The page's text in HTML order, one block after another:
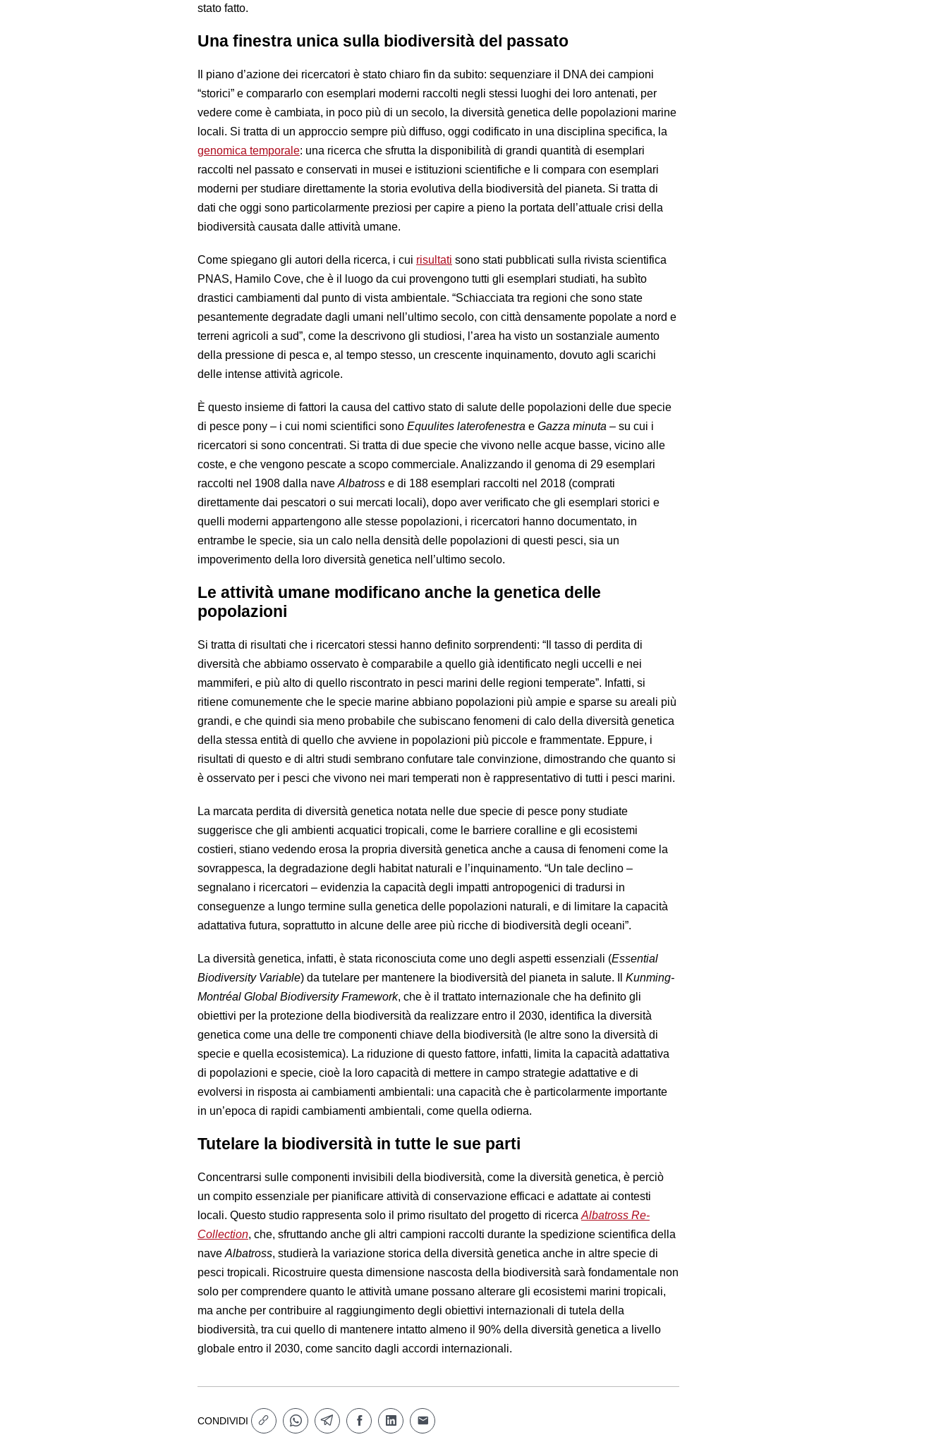
stato fatto.
Una finestra unica sulla biodiversità del passato
Il piano d’azione dei ricercatori è stato chiaro fin da subito: sequenziare il DNA dei campioni
“storici” e compararlo con esemplari moderni raccolti negli stessi luoghi dei loro antenati, per
vedere come è cambiata, in poco più di un secolo, la diversità genetica delle popolazioni marine
locali. Si tratta di un approccio sempre più diffuso, oggi codificato in una disciplina specifica, la
genomica temporale: una ricerca che sfrutta la disponibilità di grandi quantità di esemplari
raccolti nel passato e conservati in musei e istituzioni scientifiche e li compara con esemplari
moderni per studiare direttamente la storia evolutiva della biodiversità del pianeta. Si tratta di
dati che oggi sono particolarmente preziosi per capire a pieno la portata dell’attuale crisi della
biodiversità causata dalle attività umane.
Come spiegano gli autori della ricerca, i cui risultati sono stati pubblicati sulla rivista scientifica
PNAS, Hamilo Cove, che è il luogo da cui provengono tutti gli esemplari studiati, ha subìto
drastici cambiamenti dal punto di vista ambientale. “Schiacciata tra regioni che sono state
pesantemente degradate dagli umani nell’ultimo secolo, con città densamente popolate a nord e
terreni agricoli a sud”, come la descrivono gli studiosi, l’area ha visto un sostanziale aumento
della pressione di pesca e, al tempo stesso, un crescente inquinamento, dovuto agli scarichi
delle intense attività agricole.
È questo insieme di fattori la causa del cattivo stato di salute delle popolazioni delle due specie
di pesce pony – i cui nomi scientifici sono Equulites laterofenestra e Gazza minuta – su cui i
ricercatori si sono concentrati. Si tratta di due specie che vivono nelle acque basse, vicino alle
coste, e che vengono pescate a scopo commerciale. Analizzando il genoma di 29 esemplari
raccolti nel 1908 dalla nave Albatross e di 188 esemplari raccolti nel 2018 (comprati
direttamente dai pescatori o sui mercati locali), dopo aver verificato che gli esemplari storici e
quelli moderni appartengono alle stesse popolazioni, i ricercatori hanno documentato, in
entrambe le specie, sia un calo nella densità delle popolazioni di questi pesci, sia un
impoverimento della loro diversità genetica nell’ultimo secolo.
Le attività umane modificano anche la genetica delle
popolazioni
Si tratta di risultati che i ricercatori stessi hanno definito sorprendenti: “Il tasso di perdita di
diversità che abbiamo osservato è comparabile a quello già identificato negli uccelli e nei
mammiferi, e più alto di quello riscontrato in pesci marini delle regioni temperate”. Infatti, si
ritiene comunemente che le specie marine abbiano popolazioni più ampie e sparse su areali più
grandi, e che quindi sia meno probabile che subiscano fenomeni di calo della diversità genetica
della stessa entità di quello che avviene in popolazioni più piccole e frammentate. Eppure, i
risultati di questo e di altri studi sembrano confutare tale convinzione, dimostrando che quanto si
è osservato per i pesci che vivono nei mari temperati non è rappresentativo di tutti i pesci marini.
La marcata perdita di diversità genetica notata nelle due specie di pesce pony studiate
suggerisce che gli ambienti acquatici tropicali, come le barriere coralline e gli ecosistemi
costieri, stiano vedendo erosa la propria diversità genetica anche a causa di fenomeni come la
sovrappesca, la degradazione degli habitat naturali e l’inquinamento. “Un tale declino –
segnalano i ricercatori – evidenzia la capacità degli impatti antropogenici di tradursi in
conseguenze a lungo termine sulla genetica delle popolazioni naturali, e di limitare la capacità
adattativa futura, soprattutto in alcune delle aree più ricche di biodiversità degli oceani”.
La diversità genetica, infatti, è stata riconosciuta come uno degli aspetti essenziali (Essential
Biodiversity Variable) da tutelare per mantenere la biodiversità del pianeta in salute. Il Kunming-
Montréal Global Biodiversity Framework, che è il trattato internazionale che ha definito gli
obiettivi per la protezione della biodiversità da realizzare entro il 2030, identifica la diversità
genetica come una delle tre componenti chiave della biodiversità (le altre sono la diversità di
specie e quella ecosistemica). La riduzione di questo fattore, infatti, limita la capacità adattativa
di popolazioni e specie, cioè la loro capacità di mettere in campo strategie adattative e di
evolversi in risposta ai cambiamenti ambientali: una capacità che è particolarmente importante
in un’epoca di rapidi cambiamenti ambientali, come quella odierna.
Tutelare la biodiversità in tutte le sue parti
Concentrarsi sulle componenti invisibili della biodiversità, come la diversità genetica, è perciò
un compito essenziale per pianificare attività di conservazione efficaci e adattate ai contesti
locali. Questo studio rappresenta solo il primo risultato del progetto di ricerca Albatross Re-
Collection, che, sfruttando anche gli altri campioni raccolti durante la spedizione scientifica della
nave Albatross, studierà la variazione storica della diversità genetica anche in altre specie di
pesci tropicali. Ricostruire questa dimensione nascosta della biodiversità sarà fondamentale non
solo per comprendere quanto le attività umane possano alterare gli ecosistemi marini tropicali,
ma anche per contribuire al raggiungimento degli obiettivi internazionali di tutela della
biodiversità, tra cui quello di mantenere intatto almeno il 90% della diversità genetica a livello
globale entro il 2030, come sancito dagli accordi internazionali.
CONDIVIDI